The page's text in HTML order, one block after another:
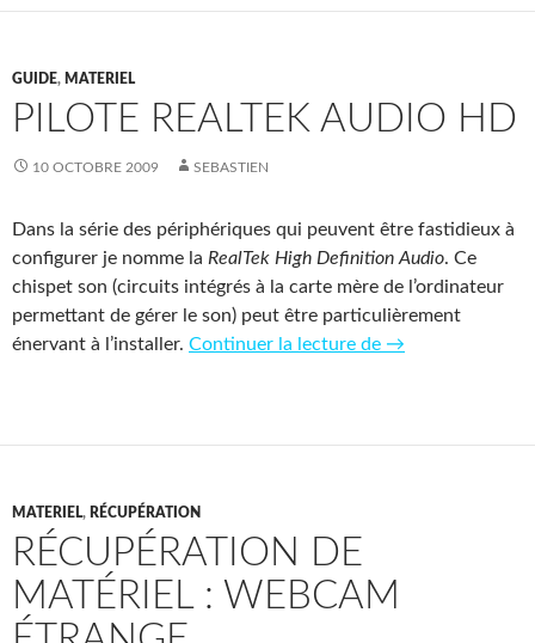
GUIDE, MATERIEL
PILOTE REALTEK AUDIO HD
10 OCTOBRE 2009 SEBASTIEN
Dans la série des périphériques qui peuvent être fastidieux à
configurer je nomme la RealTek High Definition Audio. Ce
chispet son (circuits intégrés à la carte mère de l’ordinateur
permettant de gérer le son) peut être particulièrement
énervant à l’installer. Continuer la lecture de Pilote Realtek
→
MATERIEL, RÉCUPÉRATION
RÉCUPÉRATION DE
MATÉRIEL : WEBCAM